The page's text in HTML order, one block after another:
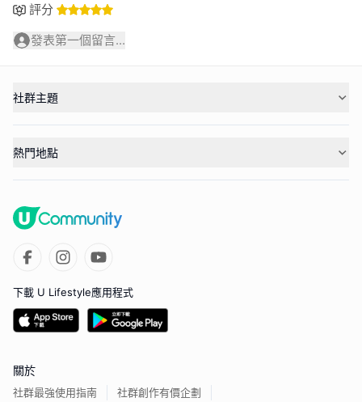
評分
發表第一個留言...
社群主題
熱門地點
下載 U Lifestyle應用程式
關於
社群最強使用指南 社群創作有價企劃